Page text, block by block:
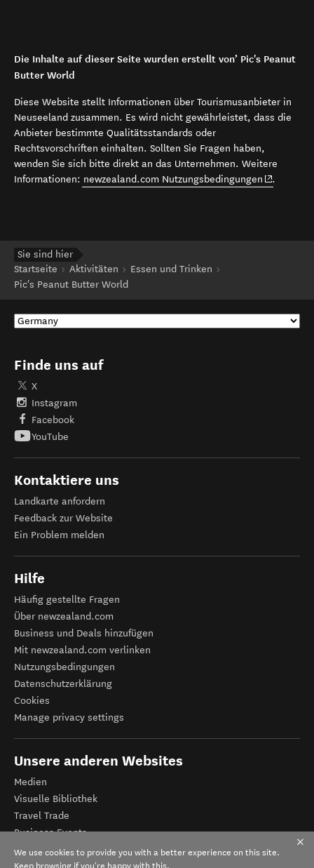
Die Inhalte auf dieser Seite wurden erstellt von’ Pic's Peanut
Butter World
Diese Website stellt Informationen über Tourismusanbieter in
Neuseeland zusammen. Es wird nicht gewährleistet, dass die
Anbieter bestimmte Qualitätsstandards oder
Rechtsvorschriften einhalten. Sollten Sie Fragen haben,
wenden Sie sich bitte direkt an das Unternehmen. Weitere
Informationen: newzealand.com Nutzungsbedingungen (opens in
.
Sie sind hier
Startseite
Aktivitäten
Essen und Trinken
Pic's Peanut Butter World
Finde uns auf
X
Instagram
Facebook
YouTube
Kontaktiere uns
Landkarte anfordern
Feedback zur Website
Ein Problem melden
Hilfe
Häufig gestellte Fragen
Über newzealand.com
Business und Deals hinzufügen
Mit newzealand.com verlinken
Nutzungsbedingungen
Datenschutzerklärung
Cookies
Manage privacy settings
Unsere anderen Websites
Medien
Visuelle Bibliothek
Travel Trade
Business Events
Tourismus Neuseeland
We use cookies to provide you with a better experience on this site.
Keep browsing if you're happy with this.